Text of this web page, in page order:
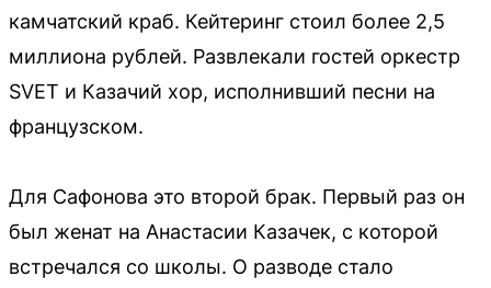
камчатский краб. Кейтеринг стоил более 2,5
миллиона рублей. Развлекали гостей оркестр
SVET и Казачий хор, исполнивший песни на
французском.
Для Сафонова это второй брак. Первый раз он
был женат на Анастасии Казачек, с которой
встречался со школы. О разводе стало